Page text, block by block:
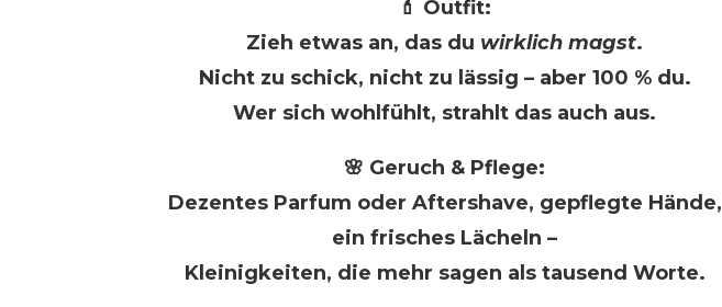
💄 Outfit:
Zieh etwas an, das du wirklich magst.
Nicht zu schick, nicht zu lässig – aber 100 % du.
Wer sich wohlfühlt, strahlt das auch aus.
🌸 Geruch & Pflege:
Dezentes Parfum oder Aftershave, gepflegte Hände,
ein frisches Lächeln –
Kleinigkeiten, die mehr sagen als tausend Worte.